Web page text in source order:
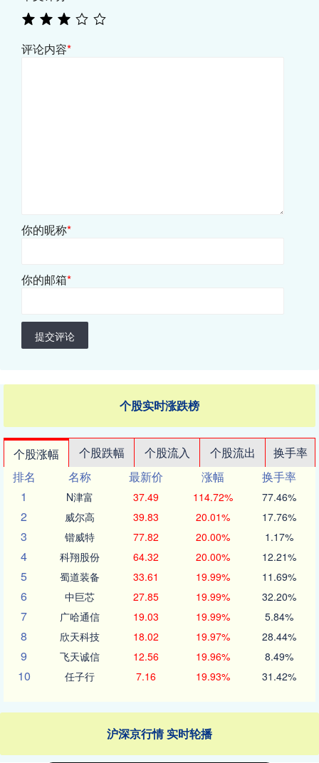
评论内容*
你的昵称*
你的邮箱*
提交评论
个股实时涨跌榜
个股涨幅 个股跌幅 个股流入 个股流出
换手率
排名
名称 最新价 涨幅
换手率
1
N津富 37.49 114.72% 77.46%
2 威尔高 39.83 20.01% 17.76%
3 锴威特 77.82 20.00% 1.17%
4 科翔股份 64.32 20.00% 12.21%
5 蜀道装备 33.61 19.99% 11.69%
6 中巨芯 27.85 19.99% 32.20%
7 广哈通信 19.03 19.99% 5.84%
8 欣天科技 18.02 19.97% 28.44%
9 飞天诚信 12.56 19.96% 8.49%
10 任子行 7.16 19.93% 31.42%
沪深京行情 实时轮播